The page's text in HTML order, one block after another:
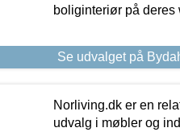
boliginteriør på deres
Se udvalget på
Norliving.dk er en
udvalg i møbler og